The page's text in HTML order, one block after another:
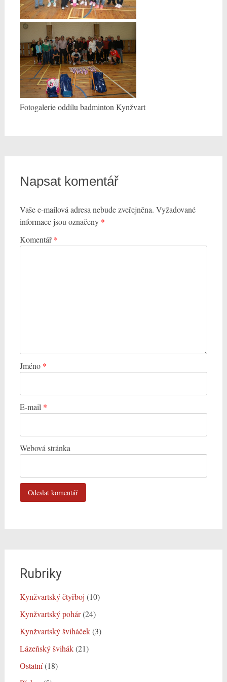
Fotogalerie oddílu badminton Kynžvart
Napsat komentář
Vaše e-mailová adresa nebude zveřejněna. Vyžadované
informace jsou označeny *
Komentář*
Jméno *
E-mail *
Webová stránka
Rubriky
Kynžvartský čtyřboj (10)
Kynžvartský pohár(24)
Kynžvartský šviháček(3)
Lázeňský švihák(21)
Ostatní(18)